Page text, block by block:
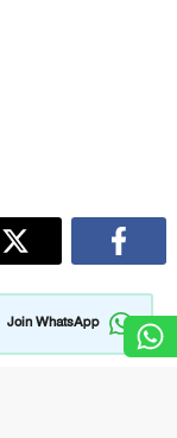
Join WhatsApp